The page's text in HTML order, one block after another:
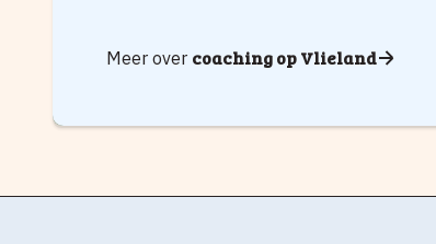
Meer over coaching op Vlieland